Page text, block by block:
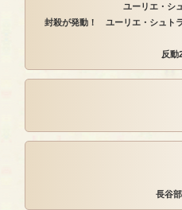
ユーリエ・シ
封殺が発動！ ユーリエ・シュト
反動
長谷